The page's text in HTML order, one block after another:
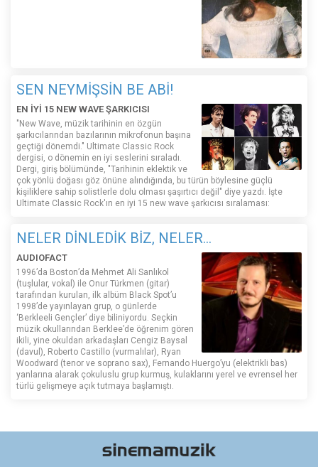
SEN NEYMİŞSİN BE ABİ!
EN İYİ 15 NEW WAVE ŞARKICISI
"New Wave, müzik tarihinin en özgün
şarkıcılarından bazılarının mikrofonun başına
geçtiği dönemdi." Ultimate Classic Rock
dergisi, o dönemin en iyi seslerini sıraladı.
Dergi, giriş bölümünde, "Tarihinin eklektik ve
çok yönlü doğası göz önüne alındığında, bu türün böylesine güçlü
kişiliklere sahip solistlerle dolu olması şaşırtıcı değil" diye yazdı. İşte
Ultimate Classic Rock'ın en iyi 15 new wave şarkıcısı sıralaması:
NELER DİNLEDİK BİZ, NELER...
AUDIOFACT
1996’da Boston’da Mehmet Ali Sanlıkol
(tuşlular, vokal) ile Onur Türkmen (gitar)
tarafından kurulan, ilk albüm Black Spot’u
1998’de yayınlayan grup, o günlerde
‘Berkleeli Gençler’ diye biliniyordu. Seçkin
müzik okullarından Berklee’de öğrenim gören
ikili, yine okuldan arkadaşları Cengiz Baysal
(davul), Roberto Castillo (vurmalılar), Ryan
Woodward (tenor ve soprano sax), Fernando Huergo’yu (elektrikli bas)
yanlarına alarak çokuluslu grup kurmuş, kulaklarını yerel ve evrensel her
türlü gelişmeye açık tutmaya başlamıştı.